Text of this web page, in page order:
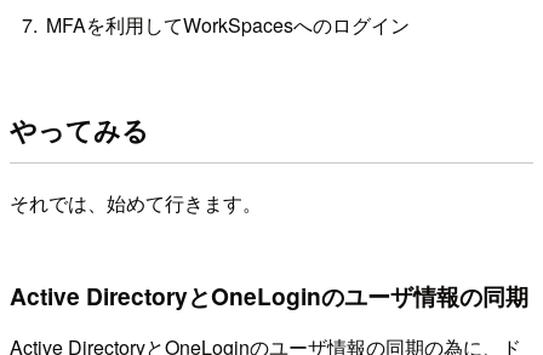
MFAを利用してWorkSpacesへのログイン
やってみる
それでは、始めて行きます。
Active DirectoryとOneLoginのユーザ情報の同期
Active DirectoryとOneLoginのユーザ情報の同期の為に、ド